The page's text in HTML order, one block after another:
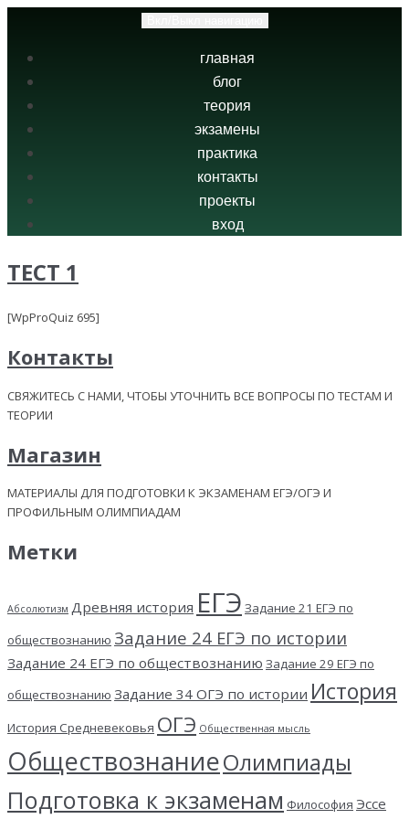
главная
блог
теория
экзамены
практика
контакты
проекты
вход
ТЕСТ 1
[WpProQuiz 695]
Контакты
СВЯЖИТЕСЬ С НАМИ, ЧТОБЫ УТОЧНИТЬ ВСЕ ВОПРОСЫ ПО ТЕСТАМ И
ТЕОРИИ
Магазин
МАТЕРИАЛЫ ДЛЯ ПОДГОТОВКИ К ЭКЗАМЕНАМ ЕГЭ/ОГЭ И
ПРОФИЛЬНЫМ ОЛИМПИАДАМ
Метки
Абсолютизм Древняя история ЕГЭ Задание 21 ЕГЭ по
обществознанию Задание 24 ЕГЭ по истории
Задание 24 ЕГЭ по обществознанию Задание 29 ЕГЭ по
обществознанию Задание 34 ОГЭ по истории История
История Средневековья ОГЭ Общественная мысль
ОбществознаниеОлимпиады
Подготовка к экзаменам Философия Эссе